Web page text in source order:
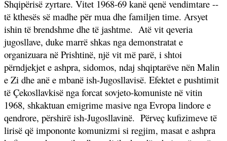
Shqipërisë zyrtare. Vitet 1968-69 kanë qenë vendimtare --
të kthesës së madhe për mua dhe familjen time. Arsyet
ishin të brendshme dhe të jashtme. Atë vit qeveria
jugosllave, duke marrë shkas nga demonstratat e
organizuara në Prishtinë, një vit më parë, i shtoi
përndjekjet e ashpra, sidomos, ndaj shqiptarëve nën Malin
e Zi dhe anë e mbanë ish-Jugosllavisë. Efektet e pushtimit
të Çekosllavkisë nga forcat sovjeto-komuniste në vitin
1968, shkaktuan emigrime masive nga Evropa lindore e
qendrore, përshirë ish-Jugosllavinë. Përveç kufizimeve të
lirisë që impononte komunizmi si regjim, masat e ashpra